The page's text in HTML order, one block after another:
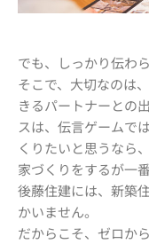
でも、しっかり伝わ
そこで、大切なのは
きるパートナーとの
スは、伝言ゲームで
くりたいと思うなら
家づくりをするが一
後藤住建には、新築
かいません。
だからこそ、ゼロか